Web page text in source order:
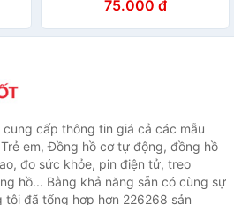
75.000 đ
cung cấp thông tin giá cả các mẫu
em, Đồng hồ cơ tự động, đồng hồ
đo sức khỏe, pin điện tử, treo
hồ... Bằng khả năng sẵn có cùng sự
đã tổng hợp hơn 226268 sản